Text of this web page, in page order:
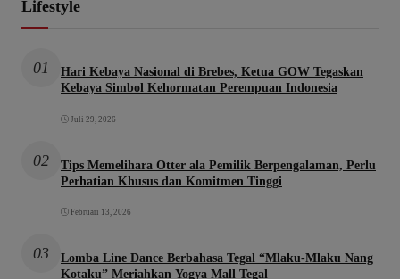
Lifestyle
01
Hari Kebaya Nasional di Brebes, Ketua GOW Tegaskan
Kebaya Simbol Kehormatan Perempuan Indonesia
Juli 29, 2026
02
Tips Memelihara Otter ala Pemilik Berpengalaman, Perlu
Perhatian Khusus dan Komitmen Tinggi
Februari 13, 2026
03
Lomba Line Dance Berbahasa Tegal “Mlaku-Mlaku Nang
Kotaku” Meriahkan Yogya Mall Tegal